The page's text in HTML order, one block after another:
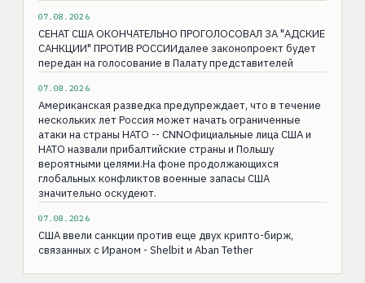
07.08.2026
СЕНАТ США ОКОНЧАТЕЛЬНО ПРОГОЛОСОВАЛ ЗА "АДСКИЕ
САНКЦИИ" ПРОТИВ РОССИИдалее законопроект будет
передан на голосование в Палату представителей
07.08.2026
Американская разведка предупреждает, что в течение
нескольких лет Россия может начать ограниченные
атаки на страны НАТО -- CNNОфициальные лица США и
НАТО назвали прибалтийские страны и Польшу
вероятными целями.На фоне продолжающихся
глобальных конфликтов военные запасы США
значительно оскудеют.
07.08.2026
США ввели санкции против еще двух крипто-бирж,
связанных с Ираном - Shelbit и Aban Tether